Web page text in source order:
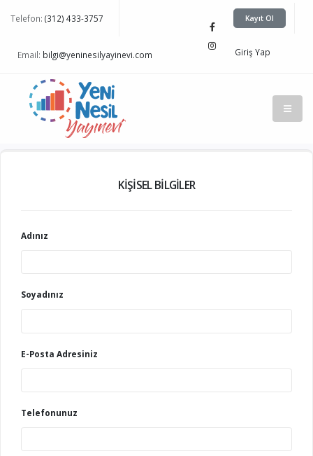
Telefon: (312) 433-3757
Email: bilgi@yeninesilyayinevi.com
Kayıt Ol
Giriş Yap
KIŞISEL BILGILER
Adınız
Soyadınız
E-Posta Adresiniz
Telefonunuz